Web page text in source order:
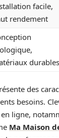
facile,
rendement
durables
des
besoins.
ligne,
Ma Maison